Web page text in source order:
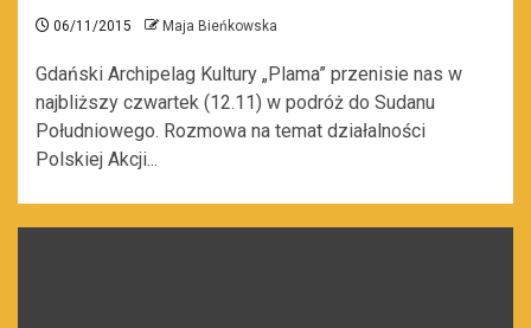
06/11/2015 Maja Bieńkowska
Gdański Archipelag Kultury „Plama” przenisie nas w
najbliższy czwartek (12.11) w podróż do Sudanu
Południowego. Rozmowa na temat działalności
Polskiej Akcji...